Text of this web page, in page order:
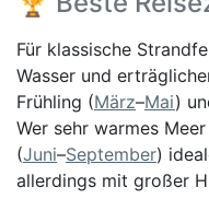
Für klassische
Wasser und
Frühling (März–Mai)
Wer sehr warmes
(Juni–September)
allerdings mit großer